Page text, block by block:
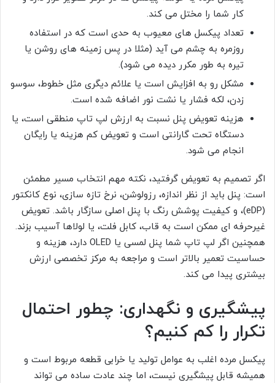
کار شما را مختل می کند.
تعداد پیکسل های معیوب به حدی است که در استفاده
روزمره به چشم می آید (مثلا در پس زمینه های روشن یا
تیره به طور مکرر دیده می شود).
مشکل رو به افزایش است یا علائم دیگری مثل خطوط، سوسو
زدن، لکه فشار یا نشت نور اضافه شده است.
هزینه تعویض پنل نسبت به ارزش لپ تاپ منطقی است، یا
دستگاه تحت گارانتی است و تعویض کم هزینه یا رایگان
انجام می شود.
اگر تصمیم به تعویض گرفتید، نکته مهم انتخاب مسیر مطمئن
است: پنل باید از نظر اندازه، رزولوشن، نرخ تازه سازی، نوع کانکتور
(eDP)، و کیفیت پوشش رنگ با پنل اصلی سازگار باشد. تعویض
غیرحرفه ای ممکن است به قاب، کابل فلت، یا لولاها آسیب بزند.
همچنین اگر لپ تاپ شما پنل لمسی یا OLED دارد، هزینه و
حساسیت تعمیر بالاتر است و مراجعه به مرکز تخصصی ارزش
بیشتری پیدا می کند.
پیشگیری و نگهداری: چطور احتمال
تکرار را کم کنیم؟
پیکسل مرده اغلب به عوامل تولید یا خرابی قطعه مربوط است و
همیشه قابل پیشگیری نیست، اما چند عادت ساده می تواند